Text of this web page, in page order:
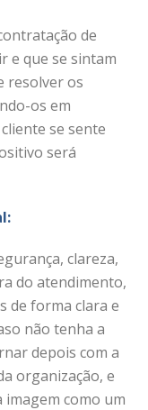
de
e que se sintam
resolver os
os em
se sente
será
clareza,
do atendimento,
de forma clara e
não tenha a
depois com a
organização, e
como um